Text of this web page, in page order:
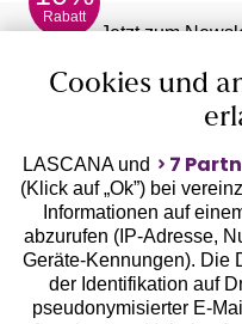
anpassen
T-Shirt-
BH/Schalen-
BH
Spitze
die sich
beliebt
BHs, die
dank ihrer
Schalen
Rabatt
Jetzt zum
Jetzt
Cookies und
LASCANA und 7
(Klick auf „Ok”) bei
Informationen auf
abzurufen (IP-Adresse,
Geräte-Kennungen). Die
der Identifikation auf
pseudonymisierter E-